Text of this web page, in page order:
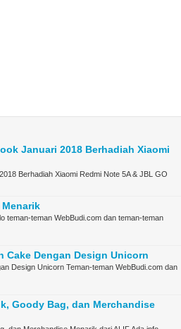
Januari 2018 Berhadiah Xiaomi
Berhadiah Xiaomi Redmi Note 5A & JBL GO
teman-teman WebBudi.com dan teman-teman
Cake Dengan Design Unicorn
Design Unicorn Teman-teman WebBudi.com dan
Goody Bag, dan Merchandise